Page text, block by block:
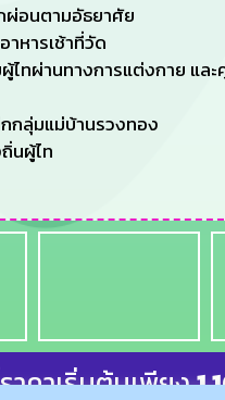
อนตามอัธยาศัย
หารเช้าที่วัด
ผู้ไทผ่านทางการแต่งกาย
กลุ่มแม่บ้านรวงทอง
นผู้ไท
าคาเริ่มต้นเพียง